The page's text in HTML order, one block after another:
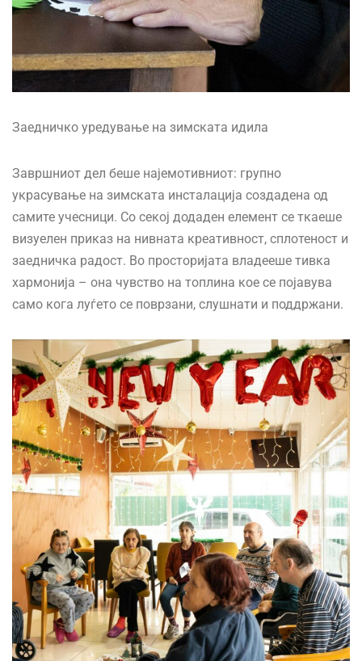
Заедничко уредување на зимската идила
Завршниот дел беше најемотивниот: групно
украсување на зимската инсталација создадена од
самите учесници. Со секој додаден елемент се ткаеше
визуелен приказ на нивната креативност, сплотеност и
заедничка радост. Во просторијата владееше тивка
хармонија – она чувство на топлина кое се појавува
само кога луѓето се поврзани, слушнати и поддржани.